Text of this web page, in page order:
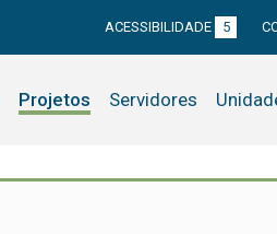
ACESSIBILIDADE 5
Projetos Servidores